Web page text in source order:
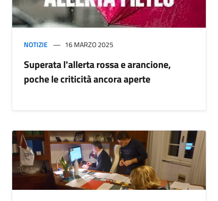
NOTIZIE 16 MARZO 2025
Superata l'allerta rossa e arancione,
poche le criticità ancora aperte